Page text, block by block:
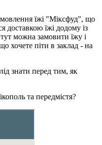
їжі "Міксфуд", що
доставкою їжі додому із
можна замовити їжу і
хочете піти в заклад - на
знати перед тим, як
та передмістя?